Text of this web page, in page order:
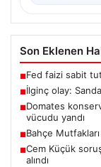
Son Eklenen
■Fed faizi sabit
■İlginç olay:
■Domates
vücudu yandı
■Bahçe
■Cem Küçük
alındı